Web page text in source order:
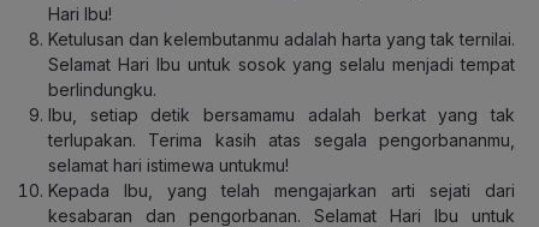
Hari Ibu!
Ketulusan dan kelembutanmu adalah harta yang tak ternilai.
Selamat Hari Ibu untuk sosok yang selalu menjadi tempat
berlindungku.
Ibu, setiap detik bersamamu adalah berkat yang tak
terlupakan. Terima kasih atas segala pengorbananmu,
selamat hari istimewa untukmu!
Kepada Ibu, yang telah mengajarkan arti sejati dari
kesabaran dan pengorbanan. Selamat Hari Ibu untuk